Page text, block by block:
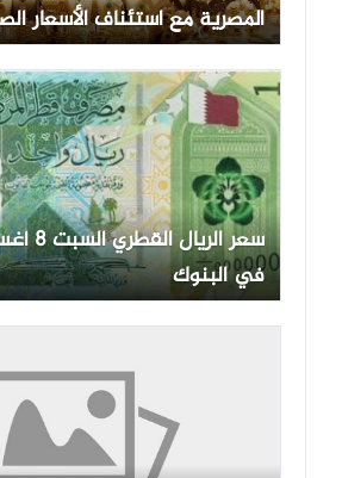
المصرية مع استئناف الأسعار
في البنوك